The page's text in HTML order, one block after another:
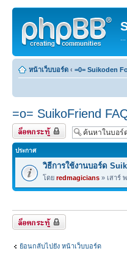
หน้าเว็บบอร์ด ‹ =0= Suikoden
=o= SuikoFriend
ปิดบอร์ด
ประกาศ
วิธีการใช้งานบอร์ด
โดย redmagicians » เสาร์
ปิดบอร์ด
ย้อนกลับไปยัง หน้าเว็บบอร์ด